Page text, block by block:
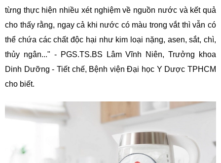
từng thực hiện nhiều xét nghiệm về nguồn nước và kết quả
cho thấy rằng, ngay cả khi nước có màu trong vắt thì vẫn có
thể chứa các chất độc hại như kim loại nặng, asen, sắt, chì,
thủy ngân..." - PGS.TS.BS Lâm Vĩnh Niên, Trưởng khoa
Dinh Dưỡng - Tiết chế, Bệnh viện Đại học Y Dược TPHCM
cho biết.